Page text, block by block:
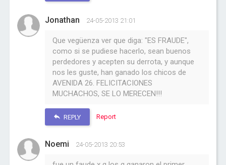
Jonathan 24-05-2013 21:01
Que vegüenza ver que diga: "ES FRAUDE",
como si se pudiese hacerlo, sean buenos
perdedores y acepten su derrota, y aunque
nos les guste, han ganado los chicos de
AVENIDA 26. FELICITACIONES
MUCHACHOS, SE LO MERECEN!!!
REPLY Report
Noemi 24-05-2013 20:53